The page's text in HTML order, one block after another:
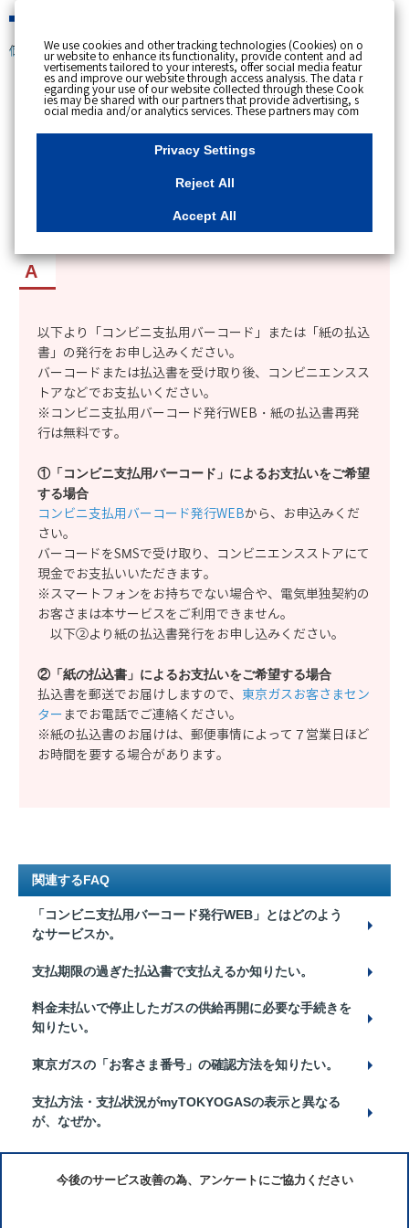
個人のお客さま
[ トップへ戻る ]
カテゴリー表示
更新日時 : 2026/06/19 09:54
払込書をなくした場合の対応方法を知りたい。
（払込書の再発行について）
以下より「コンビニ支払用バーコード」または「紙の払込
書」の発行をお申し込みください。
バーコードまたは払込書を受け取り後、コンビニエンスス
トアなどでお支払いください。
※コンビニ支払用バーコード発行WEB・紙の払込書再発
行は無料です。
①「コンビニ支払用バーコード」によるお支払いをご希望
する場合
コンビニ支払用バーコード発行WEBから、お申込みくだ
さい。
バーコードをSMSで受け取り、コンビニエンスストアにて
現金でお支払いいただきます。
※スマートフォンをお持ちでない場合や、電気単独契約の
お客さまは本サービスをご利用できません。
以下②より紙の払込書発行をお申し込みください。
②「紙の払込書」によるお支払いをご希望する場合
払込書を郵送でお届けしますので、 東京ガスお客さまセン
ター までお電話でご連絡ください。
※紙の払込書のお届けは、郵便事情によって７営業日ほど
お時間を要する場合があります。
関連するFAQ
「コンビニ支払用バーコード発行WEB」とはどのよう
なサービスか。
支払期限の過ぎた払込書で支払えるか知りたい。
料金未払いで停止したガスの供給再開に必要な手続きを
知りたい。
東京ガスの「お客さま番号」の確認方法を知りたい。
支払方法・支払状況がmyTOKYOGASの表示と異なる
が、なぜか。
今後のサービス改善の為、アンケートにご協力ください
We use cookies and other tracking technologies (Cookies) on o
ur website to enhance its functionality, provide content and ad
vertisements tailored to your interests, offer social media featur
es and improve our website through access analysis. The data r
egarding your use of our website collected through these Cook
ies may be shared with our partners that provide advertising, s
ocial media and/or analytics services. These partners may com
bine the data shared by us with other data that you have provi
ded to them or that they have collected from your use of their s
ervices or other websites to analyse and optimise advertisemen
ts delivered to you by businesses other than us on the internet.
essary Cookies, please click "Reject All". If you agree to the use
of all Cookies, please click "Accept All". To select your preferen
u can change your consent or rejection settings at any time by c
"Privacy Settings"button on this banner or through y
our browser's "Settings". For more information regarding the pr
site, please refer to the link below.Cookies DetailsPrivacy Polic
y
Privacy Settings
Reject All
Accept All